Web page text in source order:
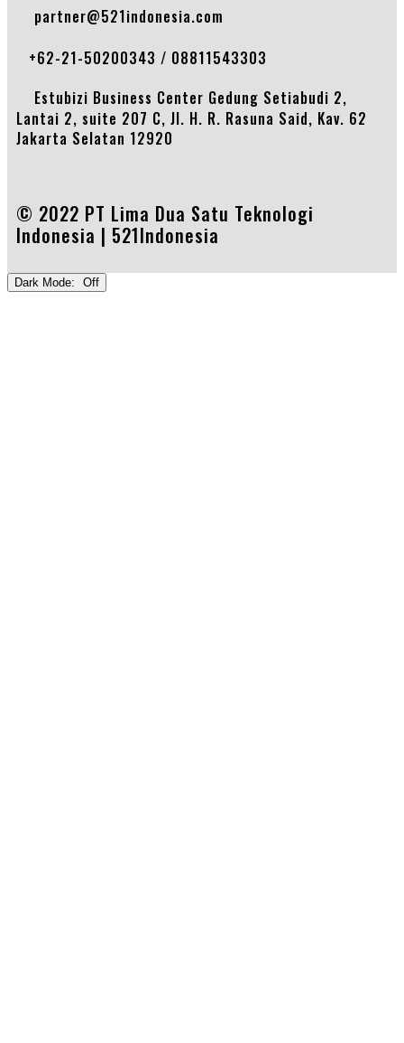
partner@521indonesia.com
+62-21-50200343 / 08811543303
Estubizi Business Center Gedung Setiabudi 2,
Lantai 2, suite 207 C, Jl. H. R. Rasuna Said, Kav. 62
Jakarta Selatan 12920
© 2022 PT Lima Dua Satu Teknologi
Indonesia | 521Indonesia
Dark Mode: